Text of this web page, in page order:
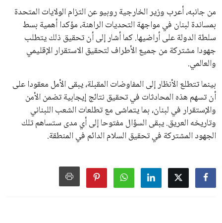
من جانبه، أعرب وزير الخارجية روبيو عن التزام الولايات المتحدة
بمساندة لبنان في مواجهة التحديات الراهنة، مؤكدا أهمية بسط
سلطة الدولة على أراضيها. كما أشار إلى أن تحقيق ذلك يتطلب
جهودا مشتركة من جميع الأطراف لتحقيق الاستقرار الإقليمي
والعالمي.
بينما تتطلع الأنظار إلى المفاوضات المقبلة، يبقى الأمل معقودا على
أن تسهم هذه المحادثات في تحقيق نتائج إيجابية تضمن الأمن
والإستقرار في لبنان، بما يتماشى مع تطلعات الشعب اللبناني
وتاريخه العريق. يبقى السؤال مفتوحا إلى أي مدى ستساهم تلك
الجهود المشتركة في تحقيق السلام الدائم في المنطقة.